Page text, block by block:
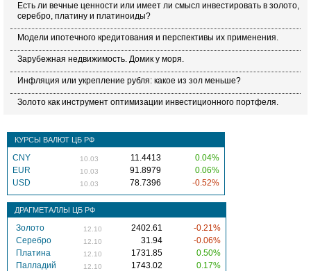
Есть ли вечные ценности или имеет ли смысл инвестировать в золото,
серебро, платину и платиноиды?
Модели ипотечного кредитования и перспективы их применения.
Зарубежная недвижимость. Домик у моря.
Инфляция или укрепление рубля: какое из зол меньше?
Золото как инструмент оптимизации инвестиционного портфеля.
КУРСЫ ВАЛЮТ ЦБ РФ
CNY 10.03 11.4413
0.04%
EUR
10.03 91.8979
0.06%
USD
10.03 78.7396 -0.52%
ДРАГМЕТАЛЛЫ ЦБ РФ
Золото 12.10 2402.61
-0.21%
Серебро
12.10 31.94
-0.06%
Платина
12.10 1731.85
0.50%
Палладий
12.10 1743.02 0.17%